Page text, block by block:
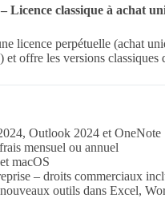
Licence classique à achat
licence perpétuelle (achat
offre les versions
Outlook 2024 et OneNote
mensuel ou annuel
macOS
– droits commerciaux
outils dans Excel,